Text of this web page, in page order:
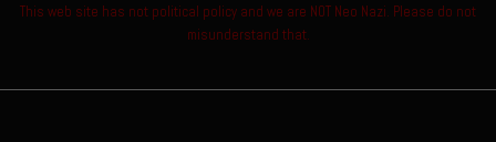
This web site has not political policy and we are NOT Neo Nazi. Please do not
misunderstand that.